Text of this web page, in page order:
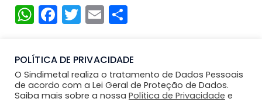
WhatsApp
Facebook
Twitter
Email
POLÍTICA DE PRIVACIDADE
O Sindimetal realiza o tratamento de Dados Pessoais
de acordo com a Lei Geral de Proteção de Dados.
Saiba mais sobre a nossa Política de Privacidade e